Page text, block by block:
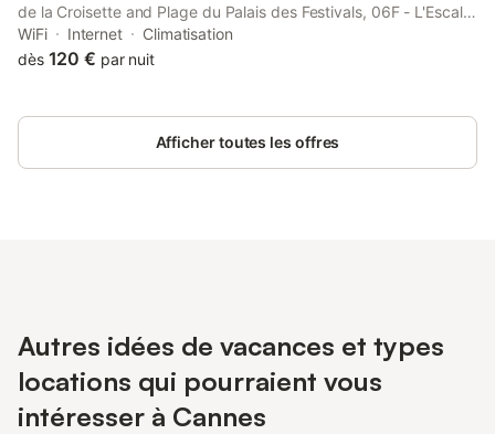
de la Croisette and Plage du Palais des Festivals, 06F - L'Escale
Marine Cannes - Beau studio à deux pas du palais des festivals
offers free WiFi, air conditioning and household...
WiFi Internet
Climatisation
dès 120 € par nuit
Afficher toutes les offres
Autres idées de vacances et types
locations qui pourraient vous
intéresser à Cannes